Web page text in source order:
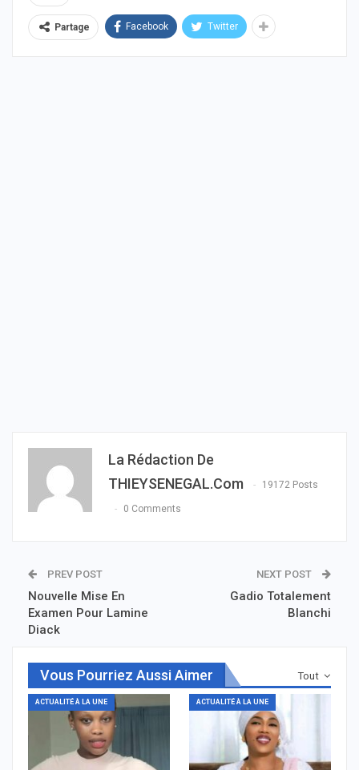
Partage Facebook Twitter
La Rédaction De
THIEYSENEGAL.com
19172 Posts
0 Comments
PREV POST
Nouvelle Mise En
Examen Pour Lamine
Diack
NEXT POST
Gadio Totalement
Blanchi
Tout
Vous Pourriez Aussi Aimer
ACTUALITÉ À LA UNE ACTUALITÉ À LA UNE